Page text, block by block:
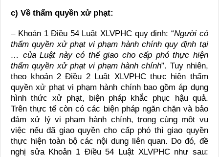
c) Về thẩm quyền xử phạt:
– Khoản 1 Điều 54 Luật XLVPHC quy định: “Người có
thẩm quyền xử phạt vi phạm hành chính quy định tại
… của Luật này có thể giao cho cấp phó thực hiện
thẩm quyền xử phạt vi phạm hành chính”. Tuy nhiên,
theo khoản 2 Điều 2 Luật XLVPHC thực hiện thẩm
quyền xử phạt vi phạm hành chính bao gồm áp dụng
hình thức xử phạt, biện pháp khắc phục hậu quả.
Trên thực tế còn có các biện pháp ngăn chặn và bảo
đảm xử lý vi phạm hành chính, trong cùng một vụ
việc nếu đã giao quyền cho cấp phó thì giao quyền
thực hiện toàn bộ các nội dung liên quan. Do đó, đề
nghị sửa Khoản 1 Điều 54 Luật XLVPHC như sau: